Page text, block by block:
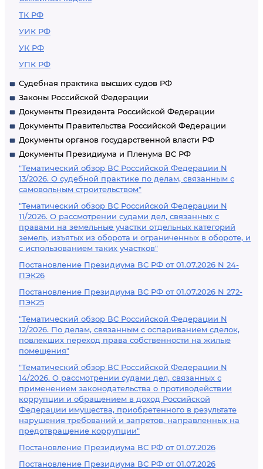
ТК РФ
УИК РФ
УК РФ
УПК РФ
Судебная практика высших судов РФ
Законы Российской Федерации
Документы Президента Российской Федерации
Документы Правительства Российской Федерации
Документы органов государственной власти РФ
Документы Президиума и Пленума ВС РФ
"Тематический обзор ВС Российской Федерации N
13/2026. О судебной практике по делам, связанным с
самовольным строительством"
"Тематический обзор ВС Российской Федерации N
11/2026. О рассмотрении судами дел, связанных с
правами на земельные участки отдельных категорий
земель, изъятых из оборота и ограниченных в обороте, и
с использованием таких участков"
Постановление Президиума ВС РФ от 01.07.2026 N 24-
ПЭК26
Постановление Президиума ВС РФ от 01.07.2026 N 272-
ПЭК25
"Тематический обзор ВС Российской Федерации N
12/2026. По делам, связанным с оспариванием сделок,
повлекших переход права собственности на жилые
помещения"
"Тематический обзор ВС Российской Федерации N
14/2026. О рассмотрении судами дел, связанных с
применением законодательства о противодействии
коррупции и обращением в доход Российской
Федерации имущества, приобретенного в результате
нарушения требований и запретов, направленных на
предотвращение коррупции"
Постановление Президиума ВС РФ от 01.07.2026
Постановление Президиума ВС РФ от 01.07.2026